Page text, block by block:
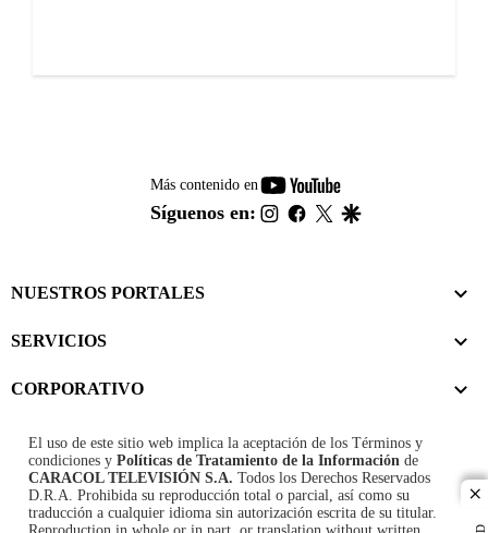
Más contenido en
youtube-
footer
Síguenos en: instagram
facebook
twitter
NUESTROS PORTALES
SERVICIOS
CORPORATIVO
El uso de este sitio web implica la aceptación de los Términos y
condiciones y Políticas de Tratamiento de la Información de
CARACOL TELEVISIÓN S.A. Todos los Derechos Reservados
D.R.A. Prohibida su reproducción total o parcial, así como su
traducción a cualquier idioma sin autorización escrita de su titular.